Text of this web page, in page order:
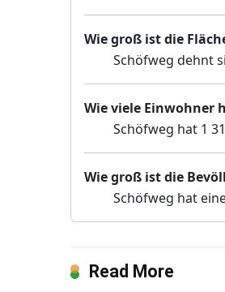
Wie groß ist die
Schöfweg dehnt
Wie viele Einwohner
Schöfweg hat 1
Wie groß ist die
Schöfweg hat
Read More